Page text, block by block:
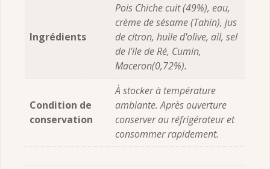
Ingrédients
Pois Chiche cuit (49%), eau,
crème de sésame (Tahin), jus
de citron, huile d'olive, ail, sel
de l'ile de Ré, Cumin,
Maceron(0,72%).
Condition de
conservation
À stocker à température
ambiante. Après ouverture
conserver au réfrigérateur et
consommer rapidement.